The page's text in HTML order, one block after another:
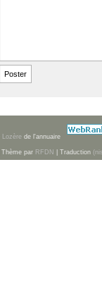
Lozère de l'annuaire
| Thème par RFDN | Traduction